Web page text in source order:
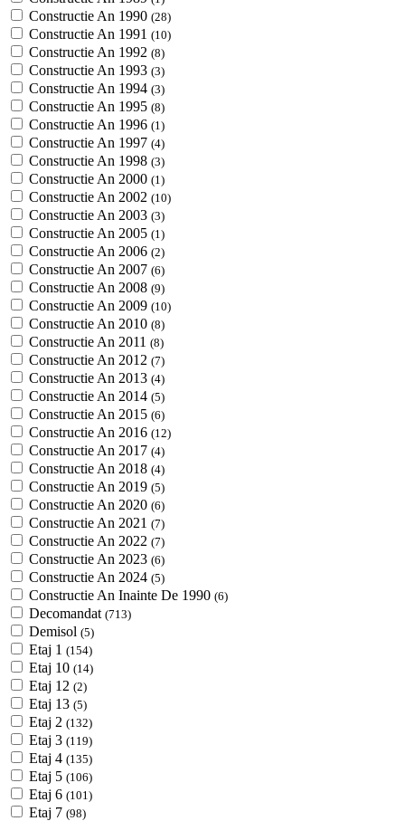
Constructie An 1990 (28)
Constructie An 1991 (10)
Constructie An 1992 (8)
Constructie An 1993 (3)
Constructie An 1994 (3)
Constructie An 1995 (8)
Constructie An 1996 (1)
Constructie An 1997 (4)
Constructie An 1998 (3)
Constructie An 2000 (1)
Constructie An 2002 (10)
Constructie An 2003 (3)
Constructie An 2005 (1)
Constructie An 2006 (2)
Constructie An 2007 (6)
Constructie An 2008 (9)
Constructie An 2009 (10)
Constructie An 2010 (8)
Constructie An 2011 (8)
Constructie An 2012 (7)
Constructie An 2013 (4)
Constructie An 2014 (5)
Constructie An 2015 (6)
Constructie An 2016 (12)
Constructie An 2017 (4)
Constructie An 2018 (4)
Constructie An 2019 (5)
Constructie An 2020 (6)
Constructie An 2021 (7)
Constructie An 2022 (7)
Constructie An 2023 (6)
Constructie An 2024 (5)
Constructie An Inainte De 1990 (6)
Decomandat (713)
Demisol (5)
Etaj 1 (154)
Etaj 10 (14)
Etaj 12 (2)
Etaj 13 (5)
Etaj 2 (132)
Etaj 3 (119)
Etaj 4 (135)
Etaj 5 (106)
Etaj 6 (101)
Etaj 7 (98)